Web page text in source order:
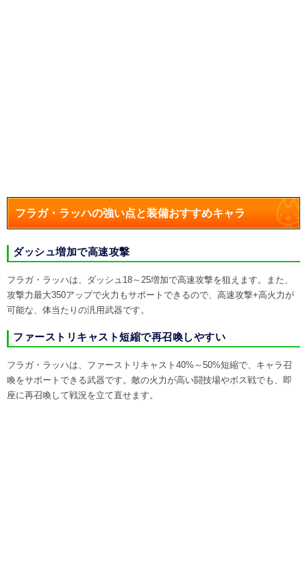
フラガ・ラッハの強い点と装備おすすめキャラ
ダッシュ増加で高速攻撃
フラガ・ラッハは、ダッシュ18～25増加で高速攻撃を狙えます。また、
攻撃力最大350アップで火力もサポートできるので、高速攻撃+高火力が
可能な、体当たりの汎用武器です。
ファーストリキャスト短縮で再召喚しやすい
フラガ・ラッハは、ファーストリキャスト40%～50%短縮で、キャラ召
喚をサポートできる武器です。敵の火力が高い闘技場やボス戦でも、即
座に再召喚して戦況を立て直せます。